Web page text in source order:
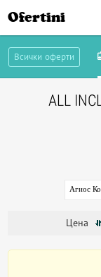
Ofertini
Всички оферти
ALL
Агиос
Цена